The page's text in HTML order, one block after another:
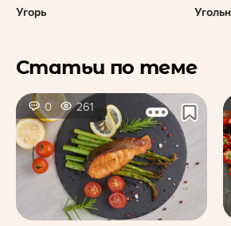
Угорь
Статьи по теме
0 261